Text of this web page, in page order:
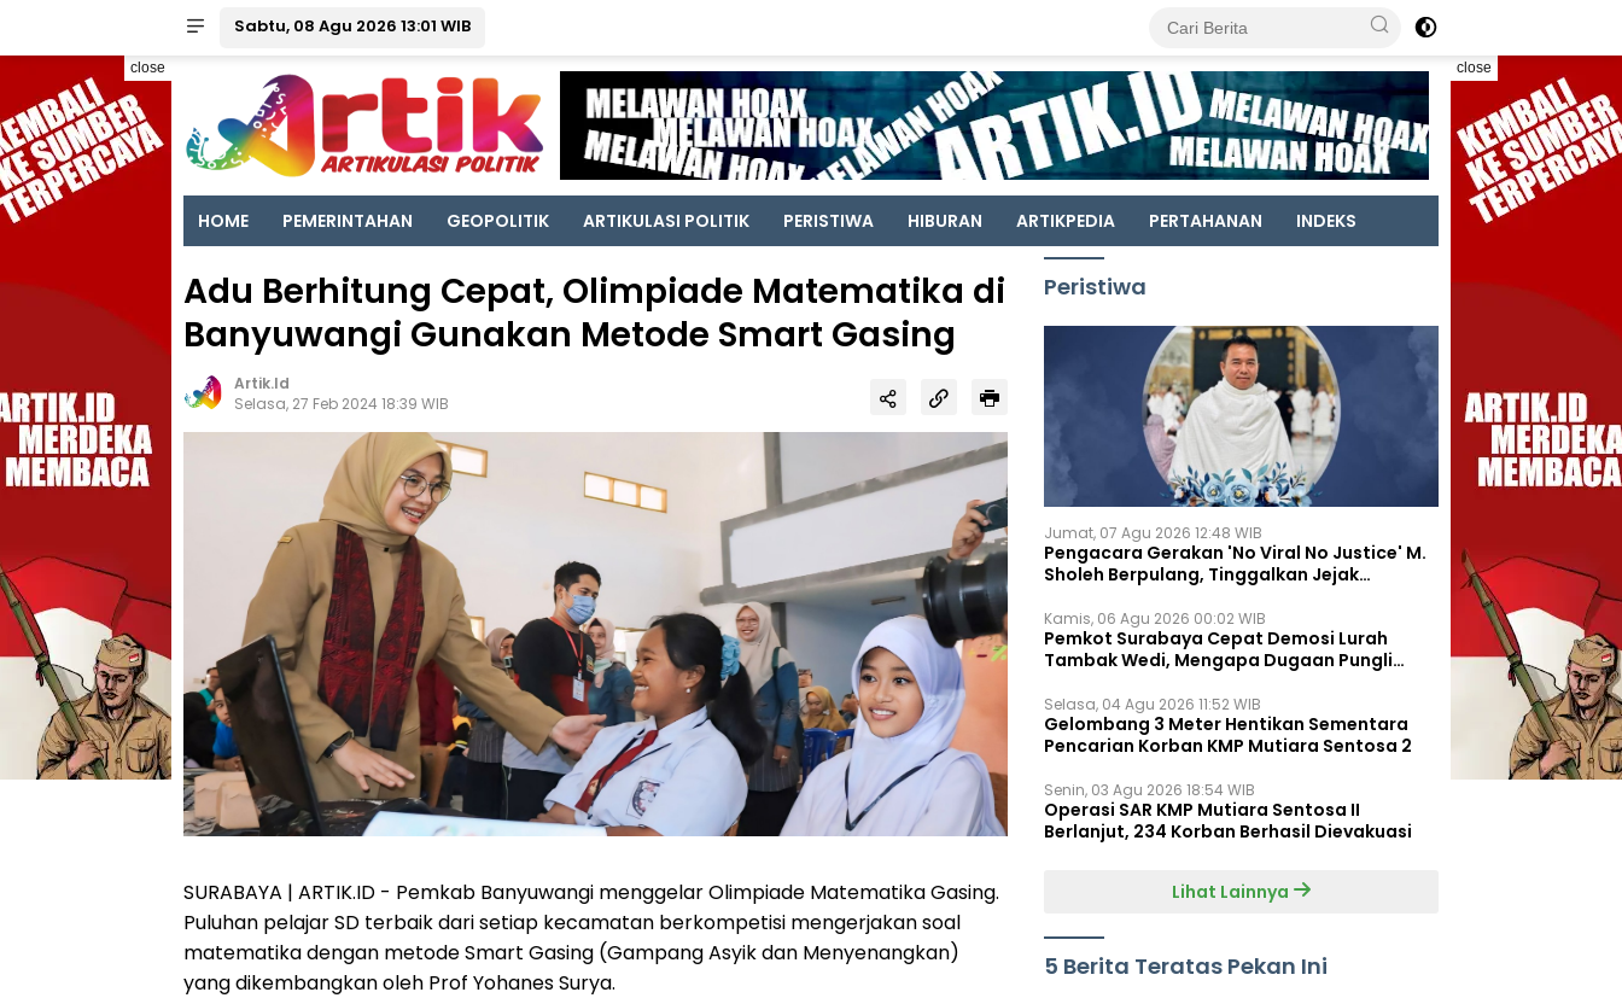
Sabtu, 08 Agu 2026 13:01 WIB
close close
HOME PEMERINTAHAN GEOPOLITIK ARTIKULASI POLITIK PERISTIWA HIBURAN ARTIKPEDIA PERTAHANAN INDEKS
Adu Berhitung Cepat, Olimpiade Matematika di
Banyuwangi Gunakan Metode Smart Gasing
Artik.id
Selasa, 27 Feb 2024 18:39 WIB
SURABAYA | ARTIK.ID - Pemkab Banyuwangi menggelar Olimpiade Matematika Gasing.
Puluhan pelajar SD terbaik dari setiap kecamatan berkompetisi mengerjakan soal
matematika dengan metode Smart Gasing (Gampang Asyik dan Menyenangkan)
yang dikembangkan oleh Prof Yohanes Surya.
Peristiwa
Jumat, 07 Agu 2026 12:48 WIB
Pengacara Gerakan 'No Viral No Justice' M.
Sholeh Berpulang, Tinggalkan Jejak
Kamis, 06 Agu 2026 00:02 WIB
Pemkot Surabaya Cepat Demosi Lurah
Tambak Wedi, Mengapa Dugaan Pungli
Selasa, 04 Agu 2026 11:52 WIB
Gelombang 3 Meter Hentikan Sementara
Pencarian Korban KMP Mutiara Sentosa 2
Senin, 03 Agu 2026 18:54 WIB
Operasi SAR KMP Mutiara Sentosa II
Berlanjut, 234 Korban Berhasil Dievakuasi
Lihat Lainnya
5 Berita Teratas Pekan Ini